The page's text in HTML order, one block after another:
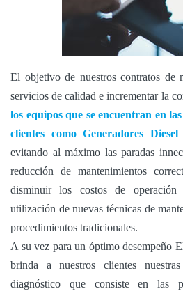
El objetivo de nuestros contratos de
servicios de calidad e incrementar la
los equipos que se encuentran en
clientes como Generadores
evitando al máximo las paradas
reducción de mantenimientos
disminuir los costos de
utilización de nuevas técnicas de
procedimientos tradicionales.
A su vez para un óptimo desempeño
brinda a nuestros clientes
diagnóstico que consiste en las